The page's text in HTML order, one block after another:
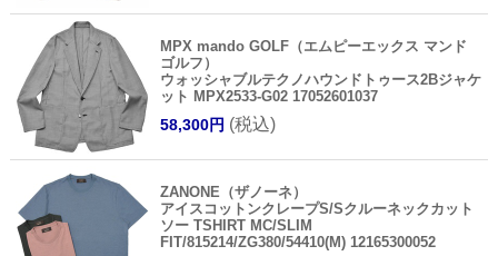
MPX mando GOLF（エムピーエックス マンド
ゴルフ）
ウォッシャブルテクノハウンドトゥース2Bジャケ
ット MPX2533-G02 17052601037
58,300円 (税込)
ZANONE（ザノーネ）
アイスコットンクレープS/Sクルーネックカット
ソー TSHIRT MC/SLIM
FIT/815214/ZG380/54410(M) 12165300052